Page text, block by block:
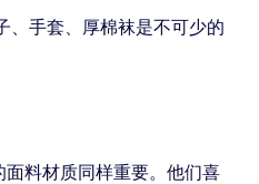
、手套、厚棉袜是不可少的
料材质同样重要。他们喜